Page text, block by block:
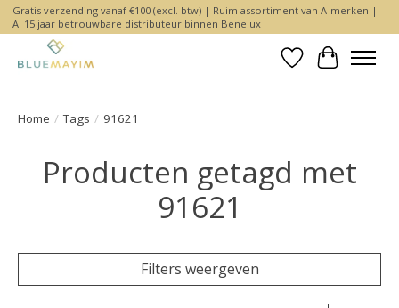
Gratis verzending vanaf €100 (excl. btw) | Ruim assortiment van A-merken |
Al 15 jaar betrouwbare distributeur binnen Benelux
Verlanglijst
Home / Tags / 91621
Producten getagd met
91621
Filters weergeven